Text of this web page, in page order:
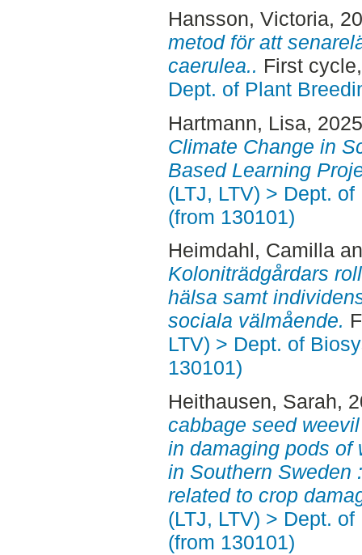
Hansson, Victoria,
metod för att
caerulea.. First
Dept. of Plant
Hartmann, Lisa,
Climate Change in
Based Learning
(LTJ, LTV) > Dept.
(from 130101)
Heimdahl, Camilla
Koloniträdgårdars
hälsa samt
sociala välmående.
LTV) > Dept. of
130101)
Heithausen, Sarah,
cabbage seed
in damaging pods of
in Southern Sweden
related to crop
(LTJ, LTV) > Dept.
(from 130101)